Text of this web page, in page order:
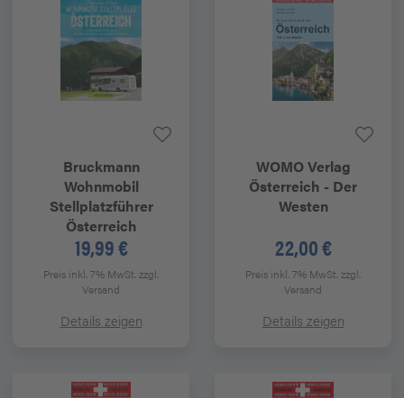
Bruckmann
Wohnmobil
Stellplatzführer
Österreich
19,99 €
Preis inkl. 7% MwSt.zzgl.
Versand
Details zeigen
WOMO Verlag
Österreich - Der
Westen
22,00 €
Preis inkl. 7% MwSt.zzgl.
Versand
Details zeigen